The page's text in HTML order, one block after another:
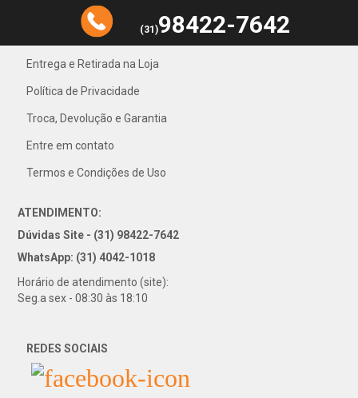
(31)98422-7642
4042-1018
Entrega e Retirada na Loja
Política de Privacidade
Troca, Devolução e Garantia
Entre em contato
Termos e Condições de Uso
ATENDIMENTO:
Dúvidas Site - (31) 98422-7642
WhatsApp: (31) 4042-1018
Horário de atendimento (site):
Seg.a sex - 08:30 às 18:10
REDES SOCIAIS